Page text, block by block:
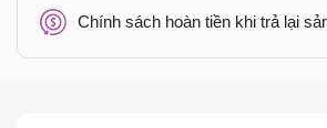
Chính sách hoàn tiền khi trả lại